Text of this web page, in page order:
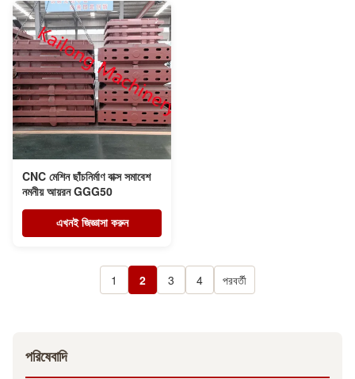
CNC মেশিন ছাঁচনির্মাণ বাক্স সমাবেশ
নমনীয় আয়রন GGG50
এখনই জিজ্ঞাসা করুন
1 2 3 4 পরবর্তী
পরিষেবাদি